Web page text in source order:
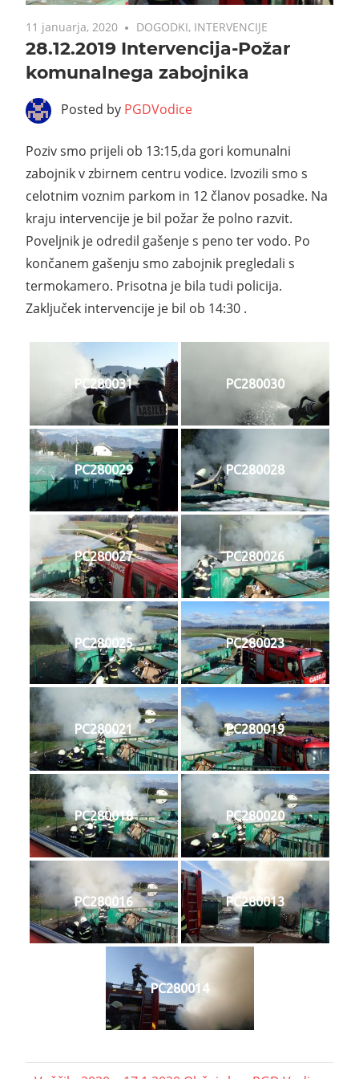
11 januarja, 2020 DOGODKI, INTERVENCIJE
28.12.2019 Intervencija-Požar
komunalnega zabojnika
Posted by PGDVodice
Poziv smo prijeli ob 13:15,da gori komunalni
zabojnik v zbirnem centru vodice. Izvozili smo s
celotnim voznim parkom in 12 članov posadke. Na
kraju intervencije je bil požar že polno razvit.
Poveljnik je odredil gašenje s peno ter vodo. Po
končanem gašenju smo zabojnik pregledali s
termokamero. Prisotna je bila tudi policija.
Zaključek intervencije je bil ob 14:30 .
PC280031 PC280030
PC280029 PC280028
PC280027 PC280026
PC280025 PC280023
PC280021 PC280019
PC280018 PC280020
PC280016 PC280013
PC280014